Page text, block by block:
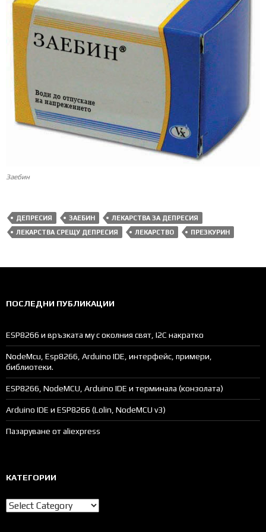
Заебин
ДЕПРЕСИЯ ЗАЕБИН
ЛЕКАРСТВА ЗА ДЕПРЕСИЯ
ЛЕКАРСТВА СРЕЩУ ДЕПРЕСИЯ
ЛЕКАРСТВО ПРЕЗКУРИН
ПОСЛЕДНИ ПУБЛИКАЦИИ
ESP8266 и връзката му с околния свят, I2C накратко
NodeMcu, Esp8266, Arduino IDE, интерфейс, примери,
библиотеки.
ESP8266, NodeMCU, Arduino IDE и терминала (конзолата)
Arduino IDE и ESP8266 (Lolin, NodeMCU v3)
Пазаруване от aliexpress
КАТЕГОРИИ
Категории